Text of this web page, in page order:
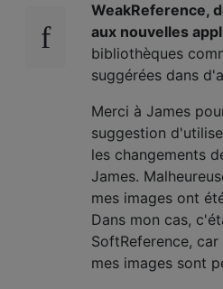
WeakReference,
aux nouvelles
bibliothèques
suggérées dans
Merci à James
suggestion
les changements
James.
mes images ont
Dans mon cas,
SoftReference,
mes images sont